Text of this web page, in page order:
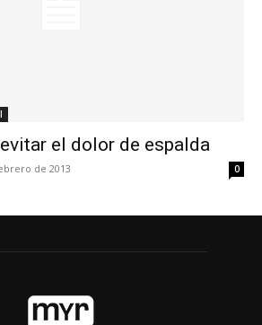
el dolor de espalda
de 2013 0